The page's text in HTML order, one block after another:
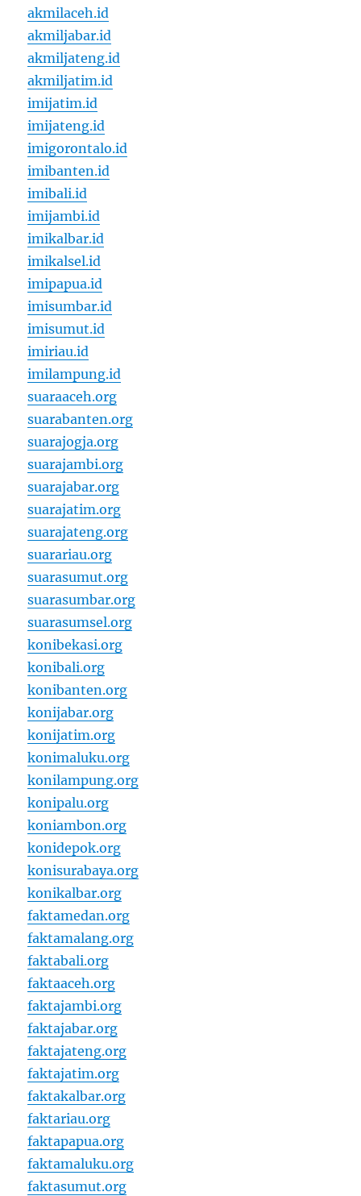
akmilaceh.id
akmiljabar.id
akmiljateng.id
akmiljatim.id
imijatim.id
imijateng.id
imigorontalo.id
imibanten.id
imibali.id
imijambi.id
imikalbar.id
imikalsel.id
imipapua.id
imisumbar.id
imisumut.id
imiriau.id
imilampung.id
suaraaceh.org
suarabanten.org
suarajogja.org
suarajambi.org
suarajabar.org
suarajatim.org
suarajateng.org
suarariau.org
suarasumut.org
suarasumbar.org
suarasumsel.org
konibekasi.org
konibali.org
konibanten.org
konijabar.org
konijatim.org
konimaluku.org
konilampung.org
konipalu.org
koniambon.org
konidepok.org
konisurabaya.org
konikalbar.org
faktamedan.org
faktamalang.org
faktabali.org
faktaaceh.org
faktajambi.org
faktajabar.org
faktajateng.org
faktajatim.org
faktakalbar.org
faktariau.org
faktapapua.org
faktamaluku.org
faktasumut.org